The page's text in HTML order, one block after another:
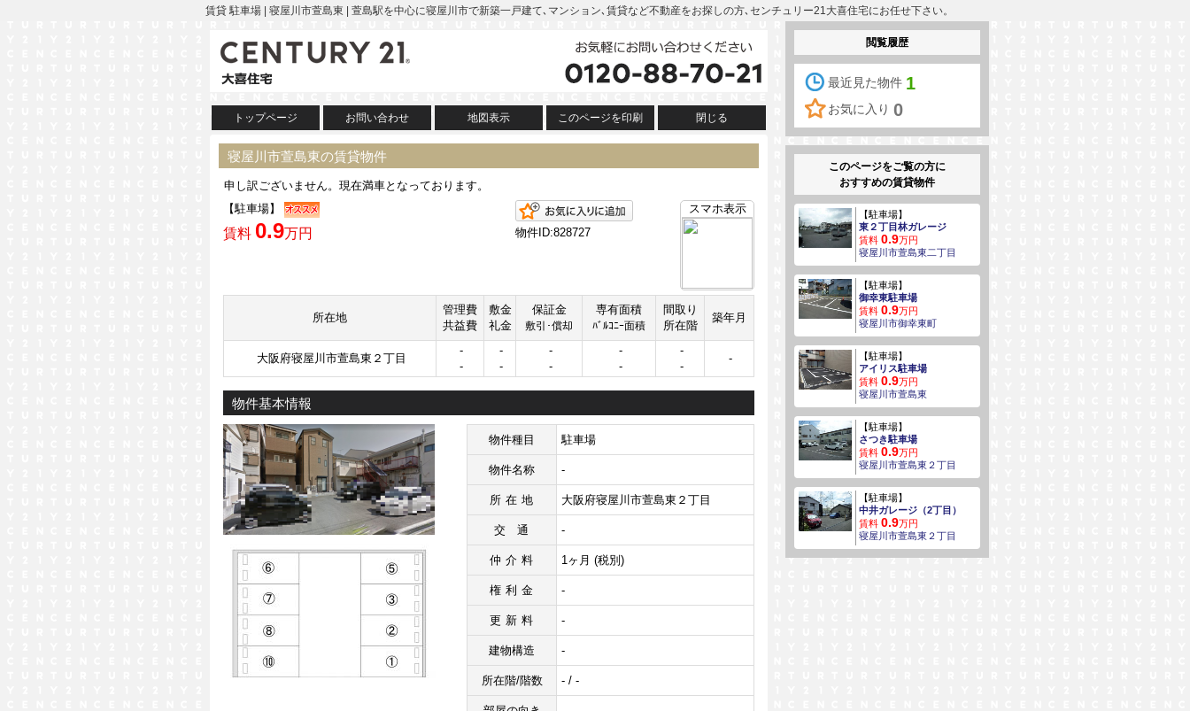
賃貸 駐車場 | 寝屋川市萱島東 | 萱島駅を中心に寝屋川市で新築一戸建て､マンション､賃貸など不動産をお探しの方､センチュリー21大喜住宅にお任せ下さい。
トップページ お問い合わせ 地図表示 このページを印刷 閉じる
寝屋川市萱島東の賃貸物件
申し訳ございません。現在満車となっております。
【駐車場】
賃料 0.9万円
スマホ表示
お気に入りに追加
物件ID:828727
所在地
管理費
共益費
敷金
礼金
保証金
敷引･償却
専有面積
ﾊﾞﾙｺﾆｰ面積
間取り
所在階
築年月
大阪府寝屋川市萱島東２丁目
-
-
-
-
-
-
-
-
-
-
-
物件基本情報
物件種目 駐車場
物件名称 -
所在地 大阪府寝屋川市萱島東２丁目
交通 -
仲介料 1ヶ月 (税別)
権利金 -
更新料 -
建物構造 -
所在階/階数 - / -
閲覧履歴
最近見た物件 1
お気に入り 0
このページをご覧の方に
おすすめの賃貸物件
【駐車場】
東２丁目林ガレージ
賃料 0.9万円
寝屋川市萱島東二丁目
【駐車場】
御幸東駐車場
賃料 0.9万円
寝屋川市御幸東町
【駐車場】
アイリス駐車場
賃料 0.9万円
寝屋川市萱島東
【駐車場】
さつき駐車場
賃料 0.9万円
寝屋川市萱島東２丁目
【駐車場】
中井ガレージ（2丁目）
賃料 0.9万円
寝屋川市萱島東２丁目